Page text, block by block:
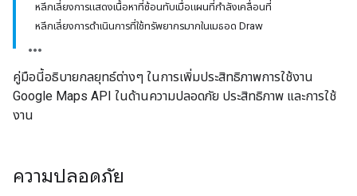
หลีกเลี่ยงการแสดงเนื้อหาที่ซ้อนทับเมื่อแผนที่กำลังเคลื่อนที่
หลีกเลี่ยงการดำเนินการที่ใช้ทรัพยากรมากในเมธอด Draw
คู่มือนี้อธิบายกลยุทธ์ต่างๆ ในการเพิ่มประสิทธิภาพการใช้งาน
Google Maps API ในด้านความปลอดภัย ประสิทธิภาพ และการใช้
งาน
ความปลอดภัย